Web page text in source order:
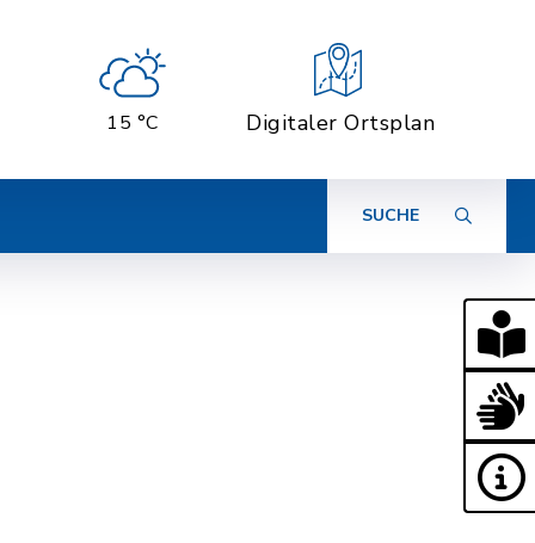
15 °C Digitaler Ortsplan
SUCHE